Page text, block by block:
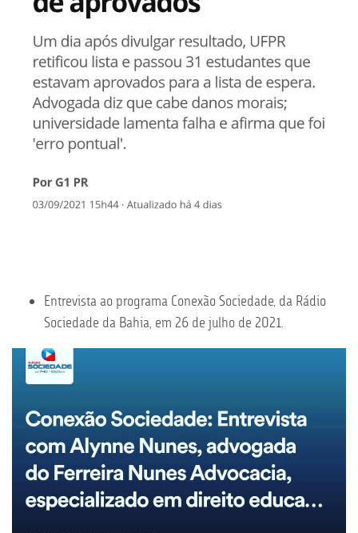
Entrevista ao programa Conexão Sociedade, da Rádio
Sociedade da Bahia, em 26 de julho de 2021.